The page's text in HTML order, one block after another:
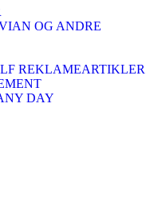
OG ANDRE
REKLAMEARTIKLER
DAY